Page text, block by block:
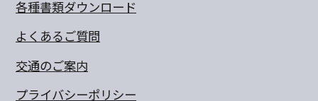
各種書類ダウンロード
よくあるご質問
交通のご案内
プライバシーポリシー